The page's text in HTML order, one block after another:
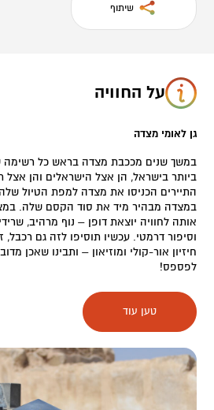
שיתוף
על החוויה
גן לאומי מצדה
במשך שנים מככבת מצדה בראש כל רשימה
ביותר בישראל, הן אצל הישראלים והן
התיירים הכניסו את מצדה למפת הטיול
במצדה מבהיר מיד את סוד הקסם שלה.
אותה לחוויה יוצאת דופן – נוף מרהיב,
וסיפור דרמטי. עכשיו תוסיפו לזה גם רכבל,
חיזיון אור-קולי ומוזיאון – ותבינו שאכן
לפספס!
להגיע לפסגה
יש 3 דרכים עיקריות להגיע לפסגת ההר:
שביל הנחש– חביב בעיקר על מטפסים
וברמת קושי גבוהה. השביל נפתח כל יום
לפני סגירת האתר.
שביל הסוללה
טען עוד